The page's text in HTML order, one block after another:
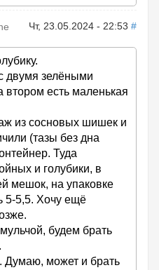
Чт, 23.05.2024 - 22:53 #
двумя зелёными
втором есть маленькая
из сосновых шишек и
(тазы без дна
Туда
и голубики, в
мешок, на упаковке
5-5,5. Хочу ещё
будем брать
Думаю, может и брать